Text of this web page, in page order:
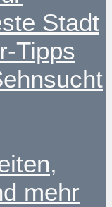
Stadt
Tipps
mehr